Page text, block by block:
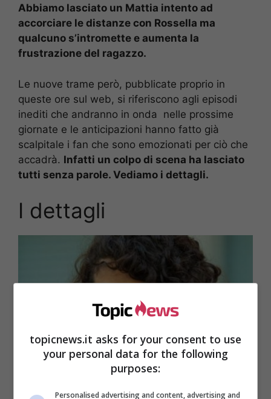
Abbiamo lasciato un Mattia intento ad
accorciare le distanze con Rossella ma
qualcuno s’intromette e aumenta la
frustrazione del ragazzo.
Le nuove trame però, pubblicate proprio in
queste ore sul web, si riferiscono agli episodi
inediti che andranno in onda nelle prossime
giornate e le anticipazioni hanno fatto già
scalpitale i fan che sono emozionati per ciò che
accadrà. Infatti un colpo di scena ha lasciato
tutti senza parole. Vediamo i dettagli.
I dettagli
topicnews.it asks for your consent to use
your personal data for the following
purposes:
Personalised advertising and content, advertising and